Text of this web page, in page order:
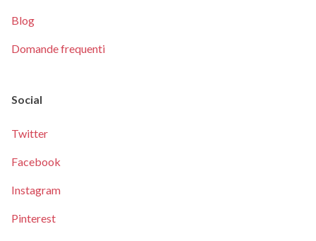
Blog
Domande frequenti
Social
Twitter
Facebook
Instagram
Pinterest